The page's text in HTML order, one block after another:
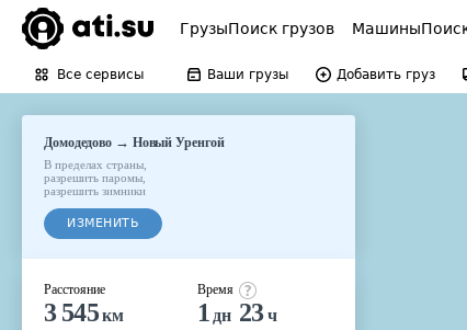
ГрузыПоиск грузов Машины
Все сервисы Ваши грузы Добавить груз
Домодедово → Новый Уренгой
В пределах страны
разрешить паромы
разрешить зимники
ИЗМЕНИТЬ
Расстояние
3 545км
Время
1 дн 23ч